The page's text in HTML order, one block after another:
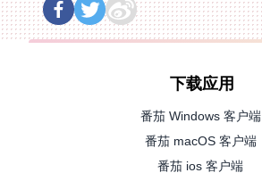
下载应用
番茄 Windows 客户端
番茄 macOS 客户端
番茄 ios 客户端